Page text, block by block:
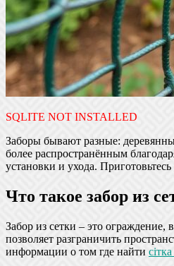
SQLITE NOT INSTALLED
Заборы бывают разные:
более распространённым
установки и ухода.
Что такое забор из
Забор из сетки – это ограждение,
позволяет разграничить
информации о том где найти